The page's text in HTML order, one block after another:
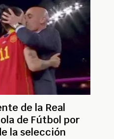
de la Real
de Fútbol por
la selección